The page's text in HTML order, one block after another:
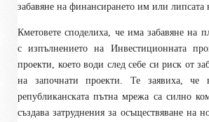
забавяне на финансирането им или липсата
Кметовете споделиха, че има забавяне на
с изпълнението на Инвестиционната
проекти, което води след себе си риск от
на започнати проекти. Те заявиха, че
републиканската пътна мрежа са силно
създава затруднения за осъществяване на